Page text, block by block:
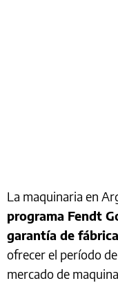
La maquinaria en
programa Fendt
garantía de
ofrecer el período
mercado de